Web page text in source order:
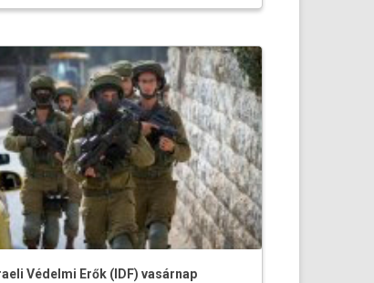
Védelmi Erők (IDF) vasárnap